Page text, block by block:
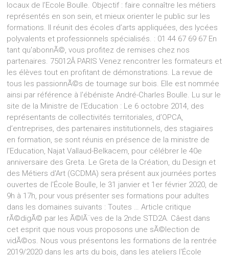
locaux de l’Ecole Boulle. Objectif : faire connaître les métiers
représentés en son sein, et mieux orienter le public sur les
formations. Il réunit des écoles d’arts appliquées, des lycées
polyvalents et professionnels spécialisés. : 01 44 67 69 67 En
tant qu'abonnÃ©, vous profitez de remises chez nos
partenaires. 75012Â PARIS Venez rencontrer les formateurs et
les élèves tout en profitant de démonstrations. La revue de
tous les passionnÃ©s de tournage sur bois. Elle est nommée
ainsi par référence à l'ébéniste André-Charles Boulle. Lu sur le
site de la Ministre de l'Education : Le 6 octobre 2014, des
représentants de collectivités territoriales, d’OPCA,
d’entreprises, des partenaires institutionnels, des stagiaires
en formation, se sont réunis en présence de la ministre de
l'Education, Najat Vallaud-Belkacem, pour célébrer le 40e
anniversaire des Greta. Le Greta de la Création, du Design et
des Métiers d'Art (GCDMA) sera présent aux journées portes
ouvertes de l'École Boulle, le 31 janvier et 1er février 2020, de
9h à 17h, pour vous présenter ses formations pour adultes
dans les domaines suivants : Toutes … Article critique
rÃ©digÃ© par les Ã©lÃ¨ves de la 2nde STD2A. Câest dans
cet esprit que nous vous proposons une sÃ©lection de
vidÃ©os. Nous vous présentons les formations de la rentrée
2019/2020 dans les arts du bois, dans les ateliers l'École